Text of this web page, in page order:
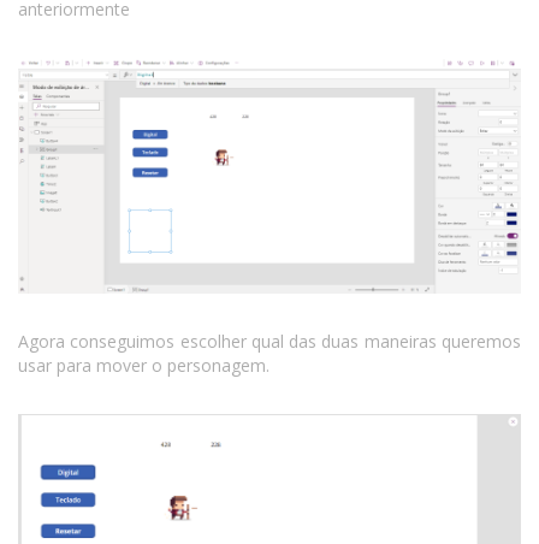
anteriormente
Agora conseguimos escolher qual das duas maneiras queremos
usar para mover o personagem.